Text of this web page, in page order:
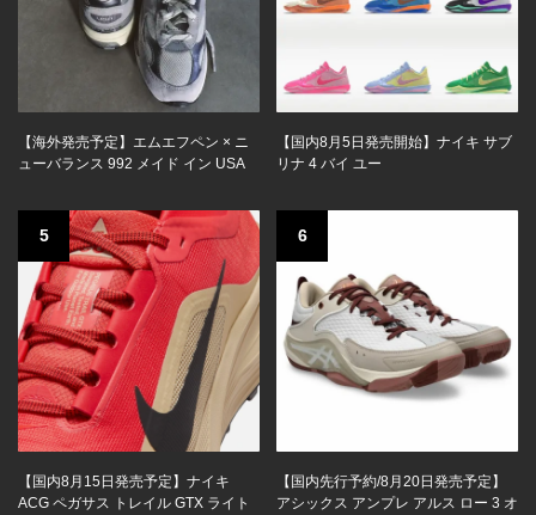
【海外発売予定】エムエフペン × ニ
ューバランス 992 メイド イン USA
【国内8月5日発売開始】ナイキ サブ
リナ 4 バイ ユー
5
【国内8月15日発売予定】ナイキ
ACG ペガサス トレイル GTX ライト
6
【国内先行予約/8月20日発売予定】
アシックス アンプレ アルス ロー 3 オ